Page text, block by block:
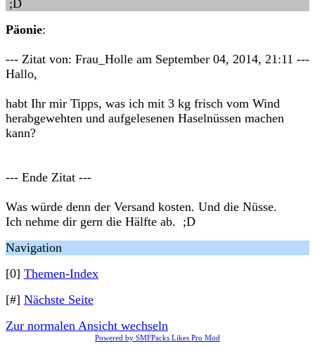
;D
Päonie:
--- Zitat von: Frau_Holle am September 04, 2014, 21:11 ---
Hallo,
habt Ihr mir Tipps, was ich mit 3 kg frisch vom Wind
herabgewehten und aufgelesenen Haselnüssen machen
kann?
--- Ende Zitat ---
Was würde denn der Versand kosten. Und die Nüsse.
Ich nehme dir gern die Hälfte ab. ;D
Navigation
[0] Themen-Index
[#] Nächste Seite
Zur normalen Ansicht wechseln
Powered by SMFPacks Likes Pro Mod